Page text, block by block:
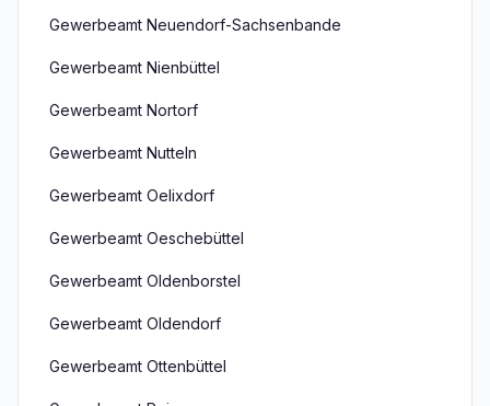
Gewerbeamt Neuendorf-Sachsenbande
Gewerbeamt Nienbüttel
Gewerbeamt Nortorf
Gewerbeamt Nutteln
Gewerbeamt Oelixdorf
Gewerbeamt Oeschebüttel
Gewerbeamt Oldenborstel
Gewerbeamt Oldendorf
Gewerbeamt Ottenbüttel